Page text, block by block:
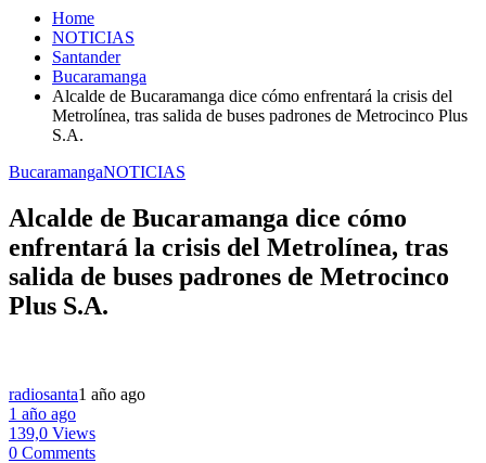
Home
NOTICIAS
Santander
Bucaramanga
Alcalde de Bucaramanga dice cómo enfrentará la crisis del
Metrolínea, tras salida de buses padrones de Metrocinco Plus
S.A.
BucaramangaNOTICIAS
Alcalde de Bucaramanga dice cómo
enfrentará la crisis del Metrolínea, tras
salida de buses padrones de Metrocinco
Plus S.A.
radiosanta1 año ago
1 año ago
139,0 Views
0 Comments